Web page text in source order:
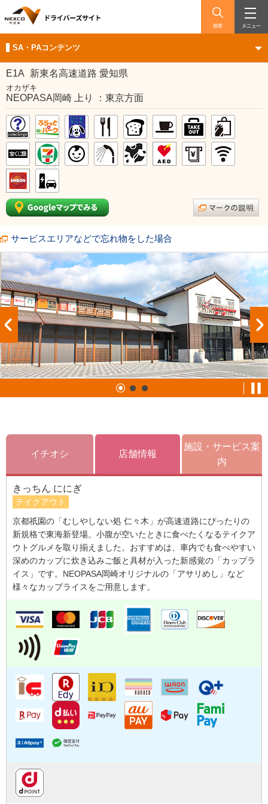
検索 メニュー
SA・PAコンテンツ
E1A 新東名高速道路 愛知県
オカザキ
NEOPASA岡崎 上り ：東京方面
サービスエリアなどで忘れ物をした場合
イチオシ 店舗情報
施設・サービス案
内
きっちん ににぎ
テイクアウト
京都祇園の「むしやしない処 仁々木」が高速道路にぴったりの
新規格で東海新登場。小腹が空いたときに食べたくなるテイクア
ウトグルメを取り揃えました。おすすめは、車内でも食べやすい
深めのカップに炊き込みご飯と具材が入った新感覚の「カップラ
イス」です。NEOPASA岡崎オリジナルの「アサリめし」など
様々なカップライスをご用意します。